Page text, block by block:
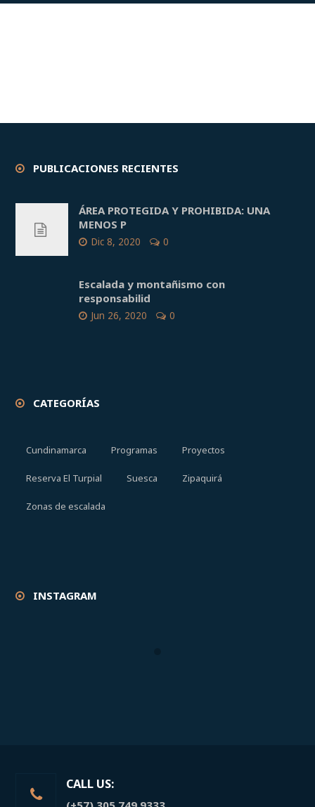
PUBLICACIONES RECIENTES
ÁREA PROTEGIDA Y PROHIBIDA: UNA
MENOS P
Dic 8, 2020 0
Escalada y montañismo con
responsabilid
Jun 26, 2020 0
CATEGORÍAS
Cundinamarca Programas Proyectos
Reserva El Turpial Suesca Zipaquirá
Zonas de escalada
INSTAGRAM
CALL US: